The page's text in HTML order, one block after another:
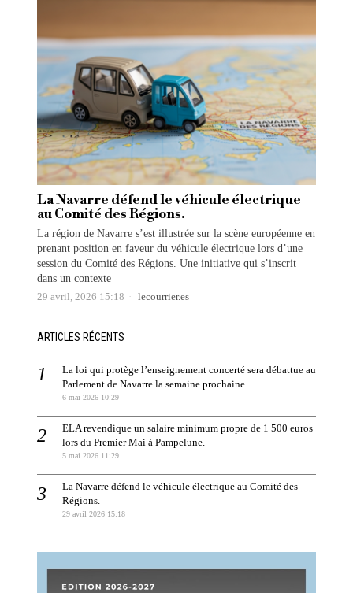
La Navarre défend le véhicule électrique
au Comité des Régions.
La région de Navarre s’est illustrée sur la scène européenne en
prenant position en faveur du véhicule électrique lors d’une
session du Comité des Régions. Une initiative qui s’inscrit
dans un contexte
29 avril, 2026 15:18 lecourrier.es
ARTICLES RÉCENTS
La loi qui protège l’enseignement concerté sera débattue au
Parlement de Navarre la semaine prochaine.
6 mai 2026 10:29
ELA revendique un salaire minimum propre de 1 500 euros
lors du Premier Mai à Pampelune.
5 mai 2026 11:29
La Navarre défend le véhicule électrique au Comité des
Régions.
29 avril 2026 15:18